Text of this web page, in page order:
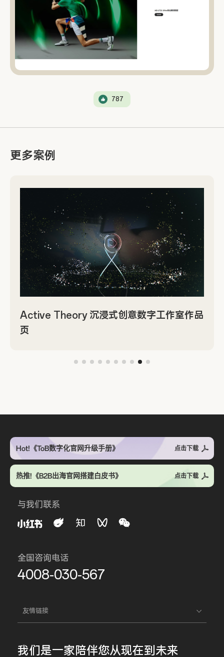
787
更多案例
Active Theory 沉浸式创意数字工作室作品
页
Hot!《ToB数字化官网升级手册》 点击下载
热推!《B2B出海官网搭建白皮书》 点击下载
与我们联系
全国咨询电话
4008-030-567
友情链接
我们是一家陪伴您从现在到未来